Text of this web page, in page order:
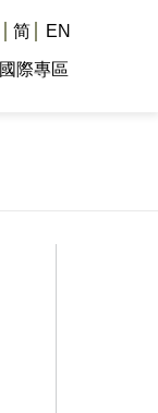
國際專區
简 EN